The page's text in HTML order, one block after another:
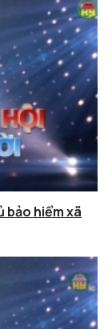
bảo hiểm xã